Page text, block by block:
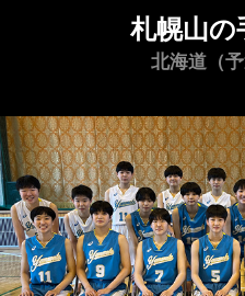
札幌山の
北海道（予